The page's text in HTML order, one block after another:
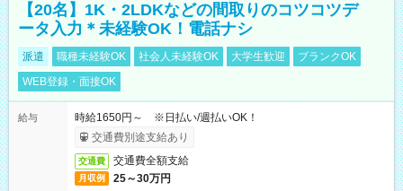
【20名】1K・2LDKなどの間取りのコツコツデ
ータ入力＊未経験OK！電話ナシ
派遣 職種未経験OK 社会人未経験OK 大学生歓迎
ブランクOK
WEB登録・面接OK
給与
時給1650円～ ※日払い/週払いOK！
交通費別途支給あり
交通費 交通費全額支給
月収例 25～30万円